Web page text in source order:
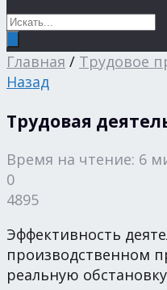
Главная / Трудовое
Назад
Трудовая
Время на чтение: 6
0
4895
Эффективность
производственном
реальную